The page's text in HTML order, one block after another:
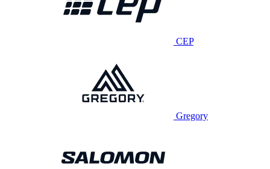
CEP
Gregory